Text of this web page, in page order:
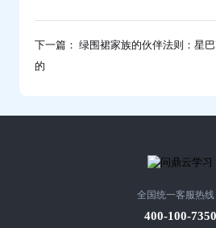
下一篇： 绿围裙家族的伙伴法则：星
的
全国统一客服热线
400-100-7350